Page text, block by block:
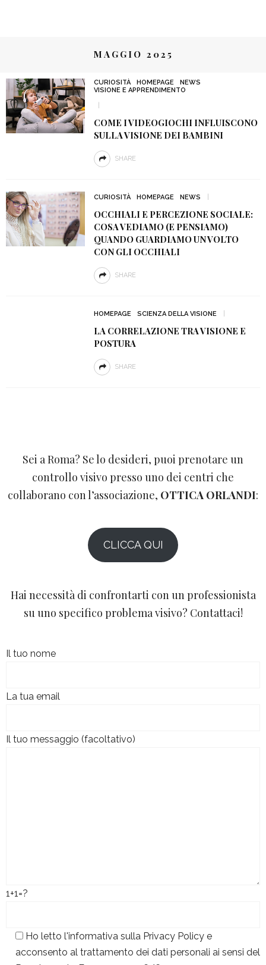
MAGGIO 2025
CURIOSITÀ HOMEPAGE
NEWS
VISIONE E APPRENDIMENTO
COME I VIDEOGIOCHI INFLUISCONO
SULLA VISIONE DEI BAMBINI
SHARE
CURIOSITÀ HOMEPAGE NEWS
OCCHIALI E PERCEZIONE SOCIALE:
COSA VEDIAMO (E PENSIAMO)
QUANDO GUARDIAMO UN VOLTO
CON GLI OCCHIALI
SHARE
HOMEPAGE SCIENZA DELLA VISIONE
LA CORRELAZIONE TRA VISIONE E
POSTURA
SHARE
Sei a Roma? Se lo desideri, puoi prenotare un
controllo visivo presso uno dei centri che
collaborano con l’associazione, OTTICA ORLANDI:
CLICCA QUI
Hai necessità di confrontarti con un professionista
su uno specifico problema visivo? Contattaci!
Il tuo nome
La tua email
Il tuo messaggio (facoltativo)
1+1=?
Ho letto l'informativa sulla Privacy Policy e
acconsento al trattamento dei dati personali ai sensi del